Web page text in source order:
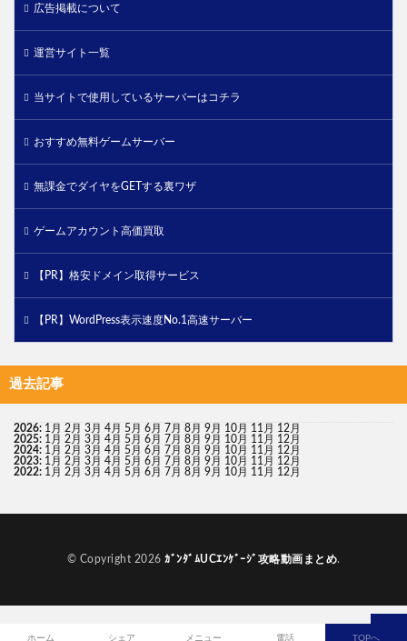
広告掲載について
運営サイト一覧
当サイトで使用しているサーバーはコチラ
おすすめ無料ゲームサーバー
無課金でダイヤをGETする裏ワザ
ゲームアカウント高価買取
【PR】格安ドメイン取得サービス
【PR】WordPress表示速度No.1高速サーバー
過去記事
2026: 1月 2月 3月 4月 5月 6月 7月 8月 9月 10月 11月 12月
2025: 1月 2月 3月 4月 5月 6月 7月 8月 9月 10月 11月 12月
2024: 1月 2月 3月 4月 5月 6月 7月 8月 9月 10月 11月 12月
2023: 1月 2月 3月 4月 5月 6月 7月 8月 9月 10月 11月 12月
2022: 1月 2月 3月 4月 5月 6月 7月 8月 9月 10月 11月 12月
© Copyright 2026 ｶﾞﾝﾀﾞﾑUCｴﾝｹﾞｰｼﾞ攻略動画まとめ.
ホーム シェア メニュー 電話 TOPへ